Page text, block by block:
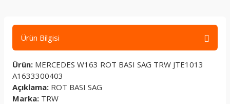
Ürün Bilgisi
Ürün: MERCEDES W163 ROT BASI SAG TRW JTE1013
A1633300403
Açıklama: ROT BASI SAG
Marka: TRW